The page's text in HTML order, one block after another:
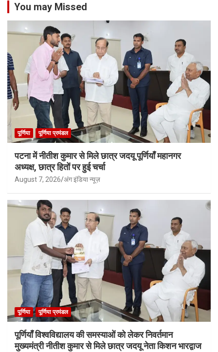
You may Missed
पूर्णिया पूर्णिया प्रमंडल
पटना में नीतीश कुमार से मिले छात्र जदयू पूर्णियाँ महानगर
अध्यक्ष, छात्र हितों पर हुई चर्चा
August 7, 2026 अंग इंडिया न्यूज़
पूर्णिया पूर्णिया प्रमंडल
पूर्णियाँ विश्वविद्यालय की समस्याओं को लेकर निवर्तमान
मुख्यमंत्री नीतीश कुमार से मिले छात्र जदयू नेता किशन भारद्वाज